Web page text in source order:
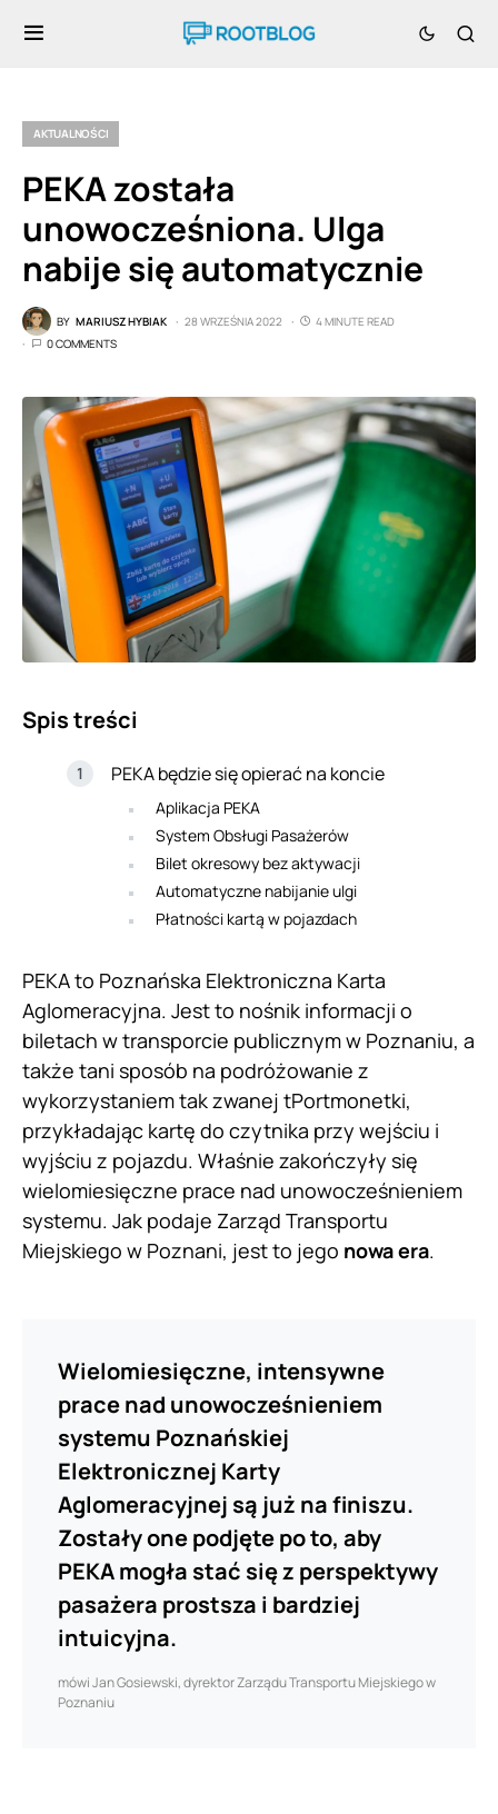
AKTUALNOŚCI
PEKA została
unowocześniona. Ulga
nabije się automatycznie
BY MARIUSZ HYBIAK 28 WRZEŚNIA 2022
4 MINUTE READ
0 COMMENTS
Spis treści
PEKA będzie się opierać na koncie
Aplikacja PEKA
System Obsługi Pasażerów
Bilet okresowy bez aktywacji
Automatyczne nabijanie ulgi
Płatności kartą w pojazdach
PEKA to Poznańska Elektroniczna Karta
Aglomeracyjna. Jest to nośnik informacji o
biletach w transporcie publicznym w Poznaniu, a
także tani sposób na podróżowanie z
wykorzystaniem tak zwanej tPortmonetki,
przykładając kartę do czytnika przy wejściu i
wyjściu z pojazdu. Właśnie zakończyły się
wielomiesięczne prace nad unowocześnieniem
systemu. Jak podaje Zarząd Transportu
Miejskiego w Poznani, jest to jego nowa era.
Wielomiesięczne, intensywne
prace nad unowocześnieniem
systemu Poznańskiej
Elektronicznej Karty
Aglomeracyjnej są już na finiszu.
Zostały one podjęte po to, aby
PEKA mogła stać się z perspektywy
pasażera prostsza i bardziej
intuicyjna.
mówi Jan Gosiewski, dyrektor Zarządu Transportu Miejskiego w
Poznaniu